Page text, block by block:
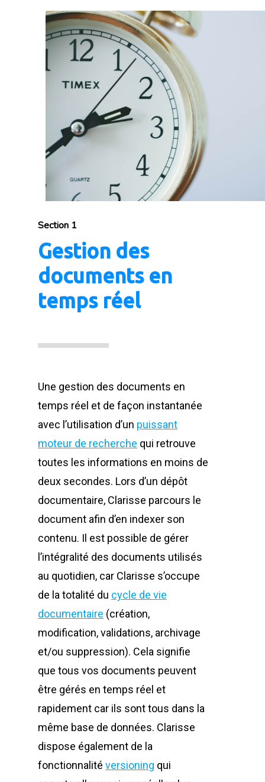
Section 1
Gestion des
documents en
temps réel
Une gestion des documents en
temps réel et de façon instantanée
avec l’utilisation d’un puissant
moteur de recherche qui retrouve
toutes les informations en moins de
deux secondes. Lors d’un dépôt
documentaire, Clarisse parcours le
document afin d’en indexer son
contenu. Il est possible de gérer
l’intégralité des documents utilisés
au quotidien, car Clarisse s’occupe
de la totalité du cycle de vie
documentaire (création,
modification, validations, archivage
et/ou suppression). Cela signifie
que tous vos documents peuvent
être gérés en temps réel et
rapidement car ils sont tous dans la
même base de données. Clarisse
dispose également de la
fonctionnalité versioning qui